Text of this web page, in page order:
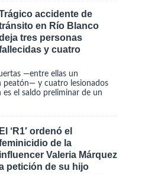
accidente de
en Río Blanco
tres personas
y cuatro
—entre ellas un
peatón— y cuatro lesionados
es el saldo preliminar de un
El ‘R1′ ordenó el
de la
influencer Valeria Márquez
petición de su hijo